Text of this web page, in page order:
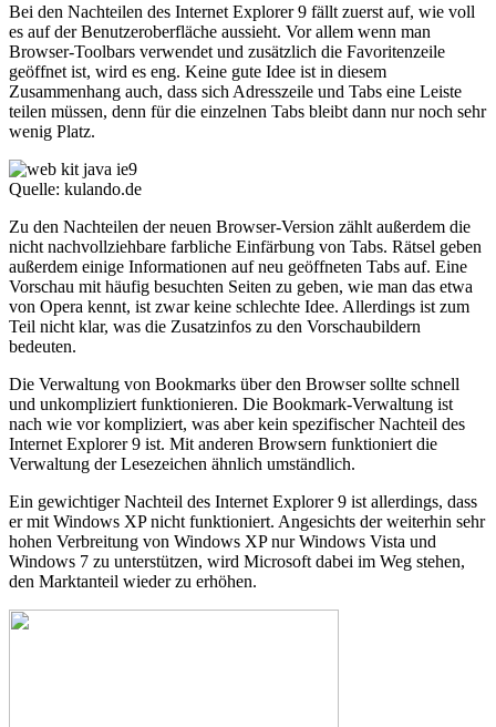
Bei den Nachteilen des Internet Explorer 9 fällt zuerst auf, wie voll
es auf der Benutzeroberfläche aussieht. Vor allem wenn man
Browser-Toolbars verwendet und zusätzlich die Favoritenzeile
geöffnet ist, wird es eng. Keine gute Idee ist in diesem
Zusammenhang auch, dass sich Adresszeile und Tabs eine Leiste
teilen müssen, denn für die einzelnen Tabs bleibt dann nur noch sehr
wenig Platz.
Quelle: kulando.de
Zu den Nachteilen der neuen Browser-Version zählt außerdem die
nicht nachvollziehbare farbliche Einfärbung von Tabs. Rätsel geben
außerdem einige Informationen auf neu geöffneten Tabs auf. Eine
Vorschau mit häufig besuchten Seiten zu geben, wie man das etwa
von Opera kennt, ist zwar keine schlechte Idee. Allerdings ist zum
Teil nicht klar, was die Zusatzinfos zu den Vorschaubildern
bedeuten.
Die Verwaltung von Bookmarks über den Browser sollte schnell
und unkompliziert funktionieren. Die Bookmark-Verwaltung ist
nach wie vor kompliziert, was aber kein spezifischer Nachteil des
Internet Explorer 9 ist. Mit anderen Browsern funktioniert die
Verwaltung der Lesezeichen ähnlich umständlich.
Ein gewichtiger Nachteil des Internet Explorer 9 ist allerdings, dass
er mit Windows XP nicht funktioniert. Angesichts der weiterhin sehr
hohen Verbreitung von Windows XP nur Windows Vista und
Windows 7 zu unterstützen, wird Microsoft dabei im Weg stehen,
den Marktanteil wieder zu erhöhen.